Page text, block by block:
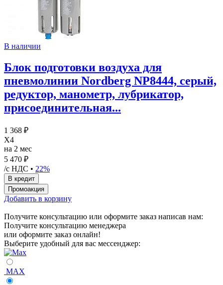
В наличии
Блок подготовки воздуха для
пневмолинии Nordberg NP8444, серый,
редуктор, манометр, лубрикатор,
присоединительная...
1 368 ₽
X4
на 2 мес
5 470 ₽
/с НДС • 22%
Добавить в корзину
Получите консультацию или оформите заказ написав нам:
Получите консультацию менеджера
или оформите заказ онлайн!
Выберите удобный для вас мессенджер:
MAX